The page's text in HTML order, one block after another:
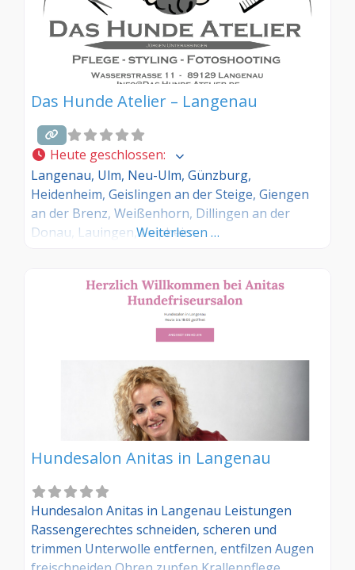
Das Hunde Atelier – Langenau
Heute geschlossen:
Langenau, Ulm, Neu-Ulm, Günzburg,
Heidenheim, Geislingen an der Steige, Giengen
an der Brenz, Weißenhorn, Dillingen an der
Donau, Lauingen, Leipheim
Weiterlesen …
Hundesalon Anitas in Langenau
Hundesalon Anitas in Langenau Leistungen
Rassengerechtes schneiden, scheren und
trimmen Unterwolle entfernen, entfilzen Augen